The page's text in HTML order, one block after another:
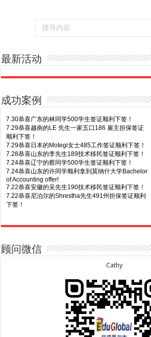
最新活动
成功案例
Business offer！
8.6恭喜江苏的谢先生600旅游签证顺利下签，三年多
8.5恭喜江苏的杨女士190技术移民签证顺利下签！
8.3恭喜黑龙江的刘女士864父母签证顺利下签！
8.3恭喜天津的陈同学和妈妈590+500学生签证顺利
7.30恭喜广东的林同学500学生签证顺利下签！
7.29恭喜越南的LE 先生一家五口186 雇主担保签证
顺利下签！
7.29恭喜日本的Motegi女士485工作签证顺利下签！
7.28恭喜山东的李先生189技术移民签证顺利下签！
7.24恭喜辽宁的蔡同学500学生签证顺利下签！
7.24恭喜山东的许同学顺利拿到莫纳什大学Bachelor
of Accounting offer!
7.22恭喜安徽的吴先生190技术移民签证顺利下签！
7.22恭喜尼泊尔的Shrestha先生491州担保签证顺利
下签！
签！
7.15恭喜江苏的曹同学500学生签证顺利下签！
7.13恭喜广东的邓同学500学生签证顺利下签！
7.9恭喜广东的喻同学500学生签证顺利下签！
7.8恭喜黑龙江的刘女士600旅游签证顺利下签，三年
7.7恭喜北京的王先生和孩子600旅游签证顺利下签，
顾问微信
Cathy